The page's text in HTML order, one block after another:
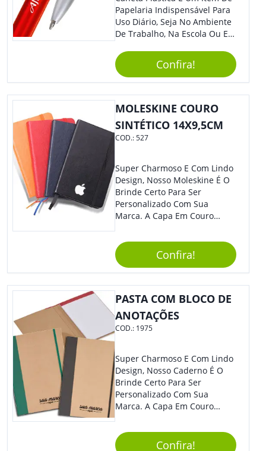
Papelaria Indispensável Para
Uso Diário, Seja No Ambiente
De Trabalho, Na Escola Ou Em
Resistente, Possui Tinta De
Qualidade Que Garante Uma
Escrita Suave E Sem Borrões.
Benefícios: - Praticidade: Leve
E Compacta, Pode Ser
Facilmente Transportada Em
Bolsas, Mochilas E Estojos. -
Durabilidade: Sua Estrutura
Longa Vida Útil, Evitando
Quebra Ou Danos. - Escrita
Precisa: A Ponta Fina Permite
Uma Escrita Uniforme E
Legível Em Diversos Tipos De
Anotações Rápidas Durante
Reuniões, Aulas Ou Para
Organização Do Dia A Dia. -
Estudos: Perfeita Para
Destacar Informações
Importantes Em Livros,
Cadernos Ou Apostilas. -
Assinaturas: Com Tinta De
Para Assinar Documentos E
Contratos Com Elegância E
Segurança.
Confira!
MOLESKINE COURO
SINTÉTICO 14X9,5CM
COD.:527
Super Charmoso E Com Lindo
Design, Nosso Moleskine É O
Brinde Certo Para Ser
Personalizado Com Sua
Marca. A Capa Em Couro
Elástico Permite Maior
Segurança Ao Carregá-Lo.
Ofereça A Seus Clientes E
Colaboradores, Sem Dúvidas
Eles Irão Adorar.
Confira!
PASTA COM BLOCO DE
ANOTAÇÕES
COD.: 1975
Super Charmoso E Com Lindo
Design, Nosso Caderno É O
Brinde Certo Para Ser
Personalizado Com Sua
Marca. A Capa Em Couro
Elástico Permite Maior
Segurança Ao Carregá-Lo.
Confira!